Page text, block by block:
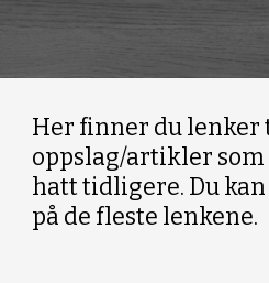
Her finner du lenker
oppslag/artikler som
hatt tidligere. Du
på de fleste lenkene.